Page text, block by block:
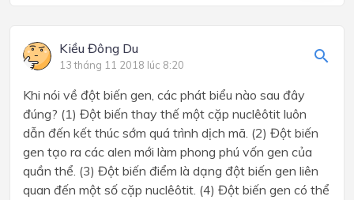
Kiều Đông Du
13 tháng 11 2018 lúc 8:20
Khi nói về đột biến gen, các phát biểu nào sau đây
đúng? (1) Đột biến thay thế một cặp nuclêôtit luôn
dẫn đến kết thúc sớm quá trình dịch mã. (2) Đột biến
gen tạo ra các alen mới làm phong phú vốn gen của
quần thể. (3) Đột biến điểm là dạng đột biến gen liên
quan đến một số cặp nuclêôtit. (4) Đột biến gen có thể